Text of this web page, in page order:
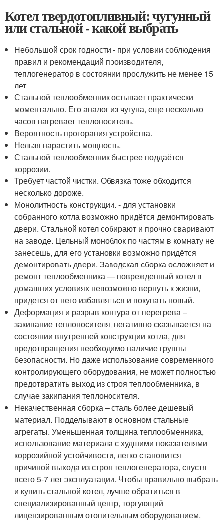
Котел твердотопливный: чугунный
или стальной - какой выбрать
Небольшой срок годности - при условии соблюдения
правил и рекомендаций производителя,
теплогенератор в состоянии прослужить не менее 15
лет.
Стальной теплообменник остывает практически
моментально. Его аналог из чугуна, еще несколько
часов нагревает теплоноситель.
Вероятность прогорания устройства.
Нельзя нарастить мощность.
Стальной теплообменник быстрее поддаётся
коррозии.
Требует частой чистки. Обвязка тоже обходится
несколько дороже.
Монолитность конструкции. - для установки
собранного котла возможно придётся демонтировать
двери. Стальной котел собирают и прочно сваривают
на заводе. Цельный моноблок по частям в комнату не
занесешь, для его установки возможно придётся
демонтировать двери. Заводская сборка осложняет и
ремонт теплообменника — поврежденный котел в
домашних условиях невозможно вернуть к жизни,
придется от него избавляться и покупать новый.
Деформация и разрыв контура от перегрева –
закипание теплоносителя, негативно сказывается на
состоянии внутренней конструкции котла, для
предотвращения необходимо наличие группы
безопасности. Но даже использование современного
контролирующего оборудования, не может полностью
предотвратить выход из строя теплообменника, в
случае закипания теплоносителя.
Некачественная сборка – сталь более дешевый
материал. Подделывают в основном стальные
агрегаты. Уменьшенная толщина теплообменника,
использование материала с худшими показателями
коррозийной устойчивости, легко становится
причиной выхода из строя теплогенератора, спустя
всего 5-7 лет эксплуатации. Чтобы правильно выбрать
и купить стальной котел, лучше обратиться в
специализированный центр, торгующий
лицензированным отопительным оборудованием.